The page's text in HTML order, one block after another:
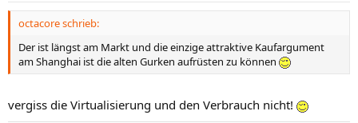
octacore schrieb:
Der ist längst am Markt und die einzige attraktive Kaufargument
am Shanghai ist die alten Gurken aufrüsten zu können
vergiss die Virtualisierung und den Verbrauch nicht!